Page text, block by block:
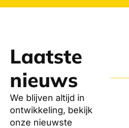
Laatste
nieuws
We blijven altijd in
ontwikkeling, bekijk
onze nieuwste